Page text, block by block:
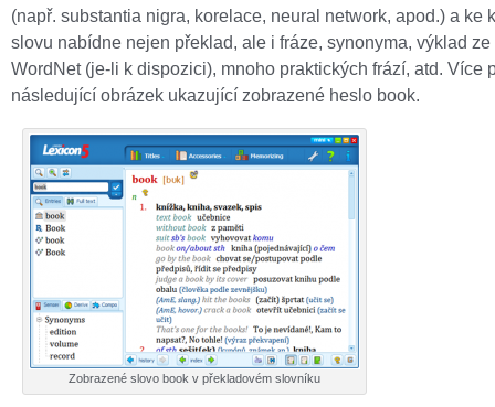
(např. substantia nigra, korelace, neural network, apod.) a ke
slovu nabídne nejen překlad, ale i fráze, synonyma, výklad
WordNet (je-li k dispozici), mnoho praktických frází, atd. Více
následující obrázek ukazující zobrazené heslo book.
Zobrazené slovo book v překladovém slovníku